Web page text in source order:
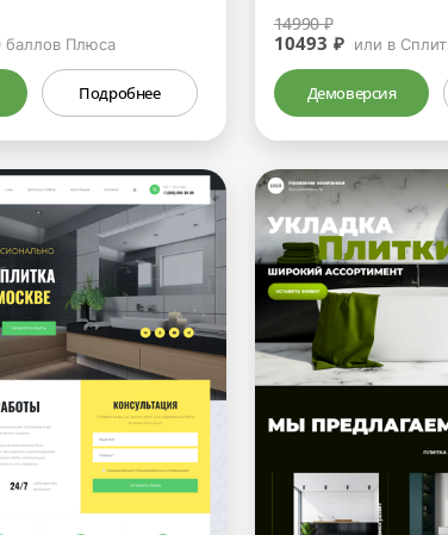
баллов Плюса
Подробнее
14990 ₽
10493 ₽ или в Сплит
Демоверсия